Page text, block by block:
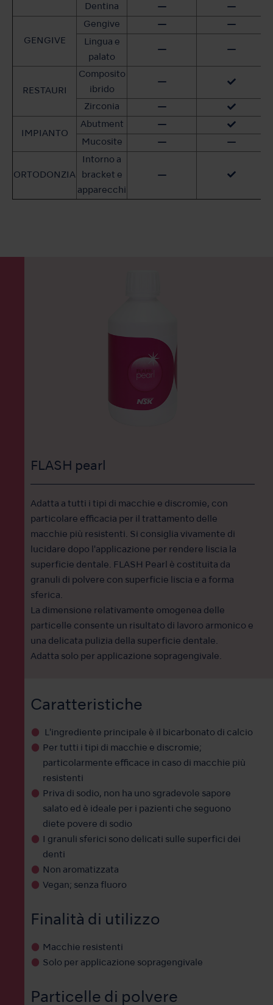
Dentina
GENGIVE
Gengive
Lingua e
palato
RESTAURI
Composito
ibrido
Zirconia
IMPIANTO
Abutment
Mucosite
ORTODONZIA
Intorno a
bracket e
apparecchi
FLASH pearl
Adatta a tutti i tipi di macchie e discromie, con
particolare efficacia per il trattamento delle
macchie più resistenti. Si consiglia vivamente di
lucidare dopo l'applicazione per rendere liscia la
superficie dentale. FLASH Pearl è costituita da
granuli di polvere con superficie liscia e a forma
sferica.
La dimensione relativamente omogenea delle
particelle consente un risultato di lavoro armonico e
una delicata pulizia della superficie dentale.
Adatta solo per applicazione sopragengivale.
Caratteristiche
L'ingrediente principale è il bicarbonato di calcio
Per tutti i tipi di macchie e discromie;
particolarmente efficace in caso di macchie più
resistenti
Priva di sodio, non ha uno sgradevole sapore
salato ed è ideale per i pazienti che seguono
diete povere di sodio
I granuli sferici sono delicati sulle superfici dei
denti
Non aromatizzata
Vegan; senza fluoro
Finalità di utilizzo
Macchie resistenti
Solo per applicazione sopragengivale
Particelle di polvere